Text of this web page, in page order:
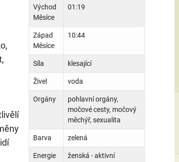
Východ
Měsíce
01:19
Západ
Měsíce
10:44
Síla klesající
Živel voda
Orgány
pohlavní orgány,
močové cesty, močový
měchýř, sexualita
Barva zelená
Energie ženská - aktivní